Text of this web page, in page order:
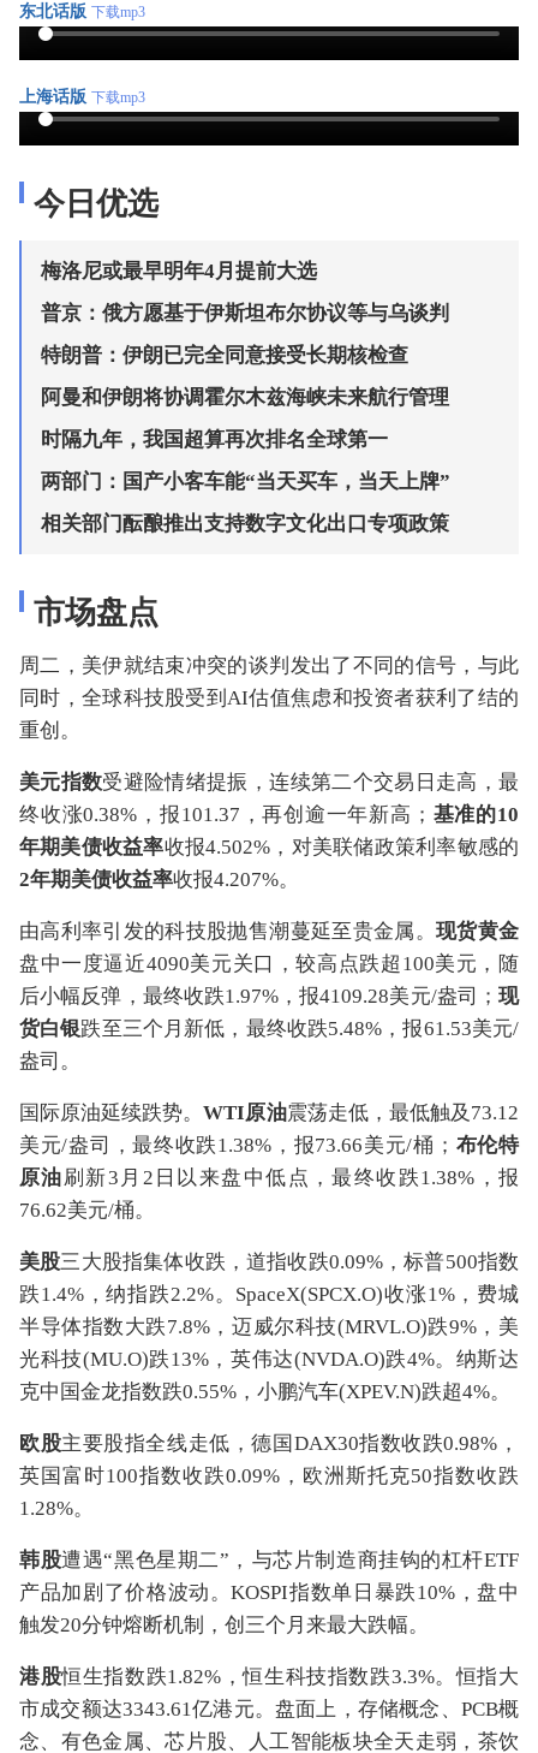
东北话版 下载mp3
上海话版 下载mp3
今日优选
梅洛尼或最早明年4月提前大选
普京：俄方愿基于伊斯坦布尔协议等与乌谈判
特朗普：伊朗已完全同意接受长期核检查
阿曼和伊朗将协调霍尔木兹海峡未来航行管理
时隔九年，我国超算再次排名全球第一
两部门：国产小客车能“当天买车，当天上牌”
相关部门酝酿推出支持数字文化出口专项政策
市场盘点
周二，美伊就结束冲突的谈判发出了不同的信号，与此
同时，全球科技股受到AI估值焦虑和投资者获利了结的
重创。
美元指数受避险情绪提振，连续第二个交易日走高，最
终收涨0.38%，报101.37，再创逾一年新高； 基准的10
年期美债收益率收报4.502%，对美联储政策利率敏感的
2年期美债收益率收报4.207%。
由高利率引发的科技股抛售潮蔓延至贵金属。 现货黄金
盘中一度逼近4090美元关口，较高点跌超100美元，随
后小幅反弹，最终收跌1.97%，报4109.28美元/盎司； 现
货白银跌至三个月新低，最终收跌5.48%，报61.53美元/
盎司。
国际原油延续跌势。WTI原油震荡走低，最低触及73.12
美元/盎司，最终收跌1.38%，报73.66美元/桶； 布伦特
原油刷新3月2日以来盘中低点，最终收跌1.38%，报
76.62美元/桶。
美股三大股指集体收跌，道指收跌0.09%，标普500指数
跌1.4%，纳指跌2.2%。SpaceX(SPCX.O)收涨1%，费城
半导体指数大跌7.8%，迈威尔科技(MRVL.O)跌9%，美
光科技(MU.O)跌13%，英伟达(NVDA.O)跌4%。纳斯达
克中国金龙指数跌0.55%，小鹏汽车(XPEV.N)跌超4%。
欧股主要股指全线走低，德国DAX30指数收跌0.98%，
英国富时100指数收跌0.09%，欧洲斯托克50指数收跌
1.28%。
韩股遭遇“黑色星期二”，‌与芯片制造商挂钩的杠杆ETF
产品加剧了价格波动。KOSPI指数单日暴跌10%‌，盘中
触发‌20分钟熔断机制‌，创三个月来最大跌幅。‌‌
港股恒生指数跌1.82%，恒生科技指数跌3.3%。恒指大
市成交额达3343.61亿港元。盘面上，存储概念、PCB概
念、有色金属、芯片股、人工智能板块全天走弱，茶饮